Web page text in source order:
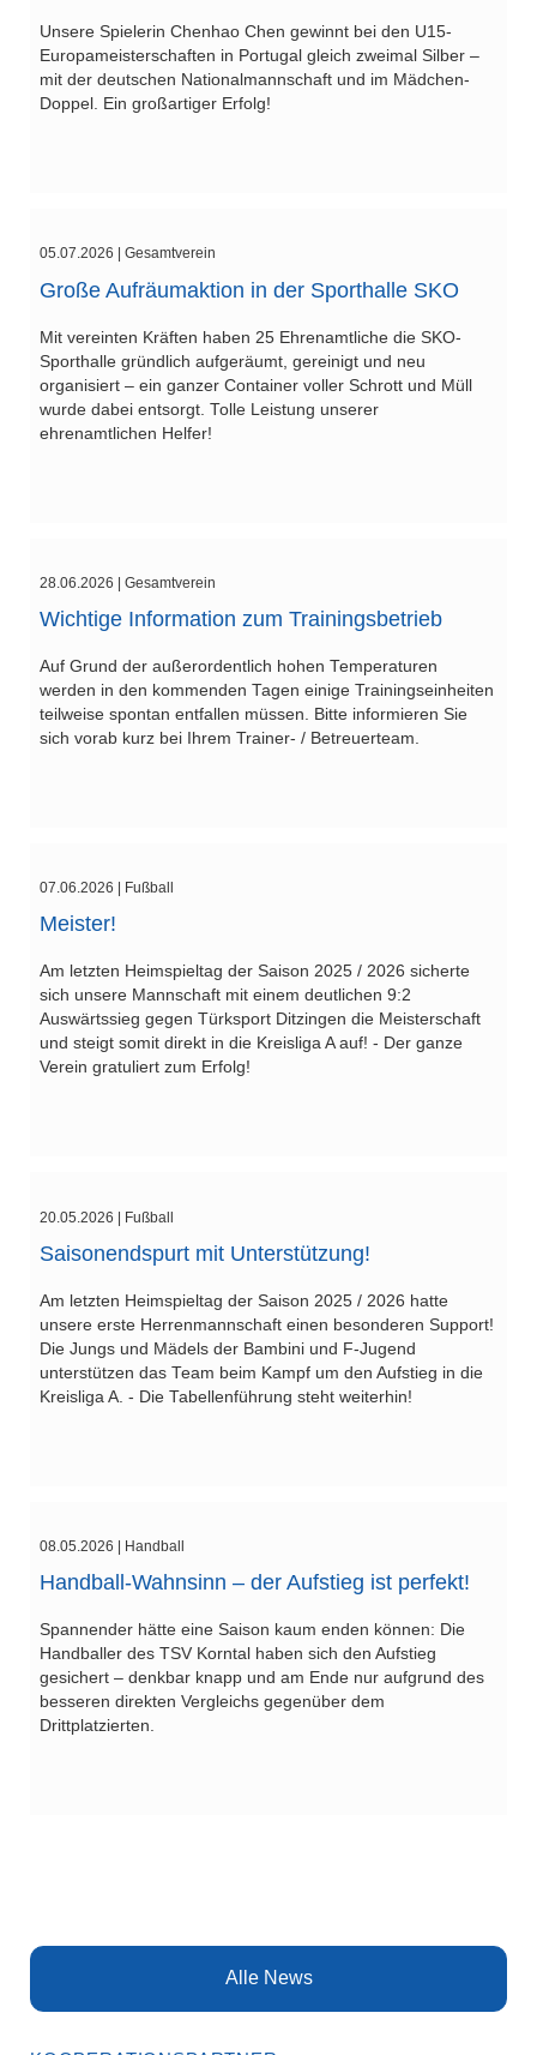
Unsere Spielerin Chenhao Chen gewinnt bei den U15-
Europameisterschaften in Portugal gleich zweimal Silber –
mit der deutschen Nationalmannschaft und im Mädchen-
Doppel. Ein großartiger Erfolg!
05.07.2026 | Gesamtverein
Große Aufräumaktion in der Sporthalle SKO
Mit vereinten Kräften haben 25 Ehrenamtliche die SKO-
Sporthalle gründlich aufgeräumt, gereinigt und neu
organisiert – ein ganzer Container voller Schrott und Müll
wurde dabei entsorgt. Tolle Leistung unserer
ehrenamtlichen Helfer!
28.06.2026 | Gesamtverein
Wichtige Information zum Trainingsbetrieb
Auf Grund der außerordentlich hohen Temperaturen
werden in den kommenden Tagen einige Trainingseinheiten
teilweise spontan entfallen müssen. Bitte informieren Sie
sich vorab kurz bei Ihrem Trainer- / Betreuerteam.
07.06.2026 | Fußball
Meister!
Am letzten Heimspieltag der Saison 2025 / 2026 sicherte
sich unsere Mannschaft mit einem deutlichen 9:2
Auswärtssieg gegen Türksport Ditzingen die Meisterschaft
und steigt somit direkt in die Kreisliga A auf! - Der ganze
Verein gratuliert zum Erfolg!
20.05.2026 | Fußball
Saisonendspurt mit Unterstützung!
Am letzten Heimspieltag der Saison 2025 / 2026 hatte
unsere erste Herrenmannschaft einen besonderen Support!
Die Jungs und Mädels der Bambini und F-Jugend
unterstützen das Team beim Kampf um den Aufstieg in die
Kreisliga A. - Die Tabellenführung steht weiterhin!
08.05.2026 | Handball
Handball-Wahnsinn – der Aufstieg ist perfekt!
Spannender hätte eine Saison kaum enden können: Die
Handballer des TSV Korntal haben sich den Aufstieg
gesichert – denkbar knapp und am Ende nur aufgrund des
besseren direkten Vergleichs gegenüber dem
Drittplatzierten.
Alle News